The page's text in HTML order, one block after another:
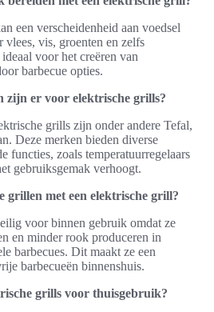
een verscheidenheid aan voedsel
vis, groenten en zelfs
voor het creëren van
barbecue opties.
zijn er voor elektrische grills?
grills zijn onder andere Tefal,
Deze merken bieden diverse
functies, zoals temperatuurregelaars
gebruiksgemak verhoogt.
grillen met een elektrische grill?
voor binnen gebruik omdat ze
en minder rook produceren in
barbecues. Dit maakt ze een
barbecueën binnenshuis.
grills voor thuisgebruik?